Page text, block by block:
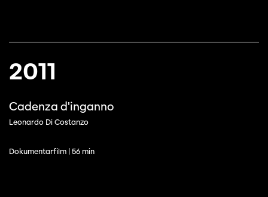
2011
Cadenza d'inganno
Leonardo Di Costanzo
Dokumentarfilm | 56 min